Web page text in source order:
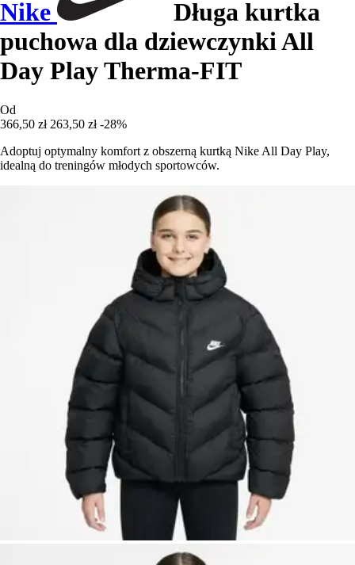
Nike
Długa kurtka
puchowa dla dziewczynki All
Day Play Therma-FIT
Od
366,50 zł 263,50 zł -28%
Adoptuj optymalny komfort z obszerną kurtką Nike All Day Play,
idealną do treningów młodych sportowców.